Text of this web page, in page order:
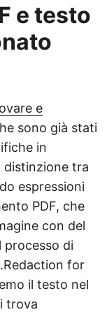
e testo
e
sono già stati
in
distinzione tra
espressioni
PDF, che
con del
processo di
for
il testo nel
trova